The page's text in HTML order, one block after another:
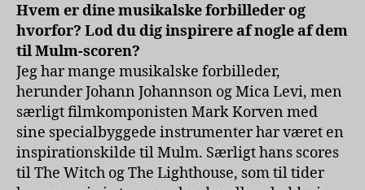
Hvem er dine musikalske forbilleder og
hvorfor? Lod du dig inspirere af nogle af dem
til Mulm-scoren?
Jeg har mange musikalske forbilleder,
herunder Johann Johannson og Mica Levi, men
særligt filmkomponisten Mark Korven med
sine specialbyggede instrumenter har været en
inspirationskilde til Mulm. Særligt hans scores
til The Witch og The Lighthouse, som til tider